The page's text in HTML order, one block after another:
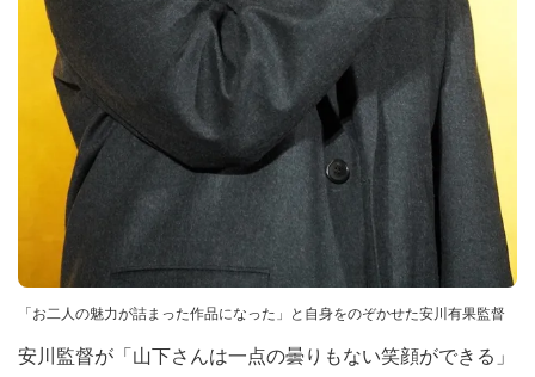
「お二人の魅力が詰まった作品になった」と自身をのぞかせた安川有果監督
安川監督が「山下さんは一点の曇りもない笑顔ができる」